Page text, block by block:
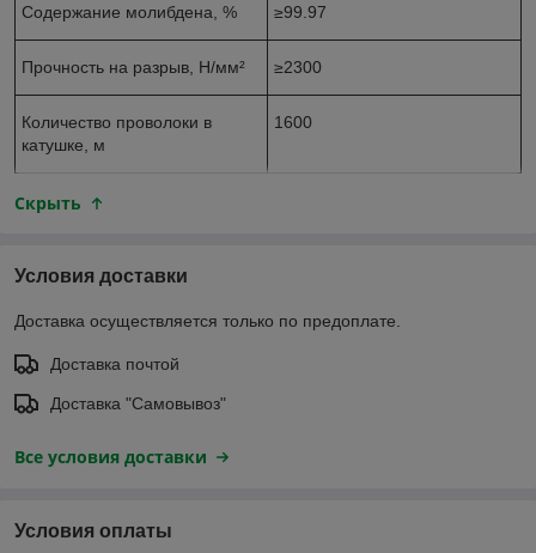
Содержание молибдена, % ≥99.97
Прочность на разрыв, Н/мм² ≥2300
Количество проволоки в
катушке, м
1600
Скрыть
Условия доставки
Доставка осуществляется только по предоплате.
Доставка почтой
Доставка "Самовывоз"
Все условия доставки
Условия оплаты